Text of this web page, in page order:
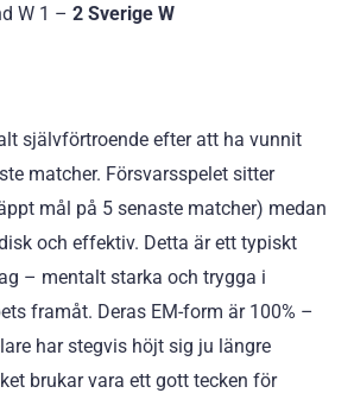
W 1 – 2 Sverige W
självförtroende efter att ha vunnit
matcher. Försvarsspelet sitter
mål på 5 senaste matcher) medan
och effektiv. Detta är ett typiskt
– mentalt starka och trygga i
framåt. Deras EM-form är 100% –
har stegvis höjt sig ju längre
brukar vara ett gott tecken för